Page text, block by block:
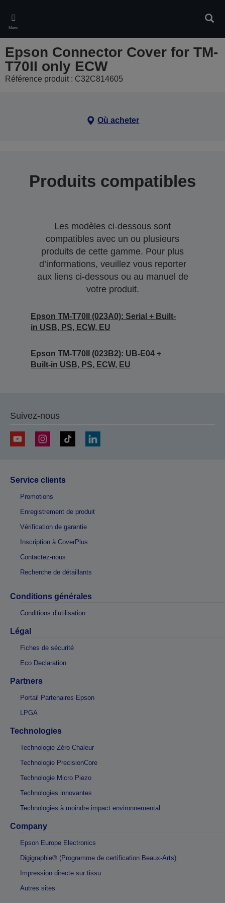
main
content
Menu
Epson Connector Cover for TM-
T70II only ECW
Référence produit : C32C814605
Où acheter
Produits compatibles
Les modèles ci-dessous sont
compatibles avec un ou plusieurs
produits de cette gamme. Pour plus
d’informations, veuillez vous reporter
aux liens ci-dessous ou au manuel de
votre produit.
Epson TM-T70II (023A0): Serial + Built-
in USB, PS, ECW, EU
Epson TM-T70II (023B2): UB-E04 +
Built-in USB, PS, ECW, EU
Suivez-nous
Service clients
Promotions
Enregistrement de produit
Vérification de garantie
Inscription à CoverPlus
Contactez-nous
Recherche de détaillants
Conditions générales
Conditions d’utilisation
Légal
Fiches de sécurité
Eco Declaration
Partners
Portail Partenaires Epson
LPGA
Technologies
Technologie Zéro Chaleur
Technologie PrecisionCore
Technologie Micro Piezo
Technologies innovantes
Technologies à moindre impact environnemental
Company
Epson Europe Electronics
Digigraphie® (Programme de certification Beaux-Arts)
Impression directe sur tissu
Autres sites